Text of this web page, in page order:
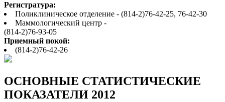
Регистратура:
Поликлиническое отделение - (814-2)76-42-25, 76-42-30
Маммологический центр -
(814-2)76-93-05
Приемный покой:
(814-2)76-42-26
ОСНОВНЫЕ СТАТИСТИЧЕСКИЕ
ПОКАЗАТЕЛИ 2012